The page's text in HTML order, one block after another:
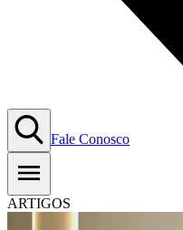
Fale Conosco
ARTIGOS